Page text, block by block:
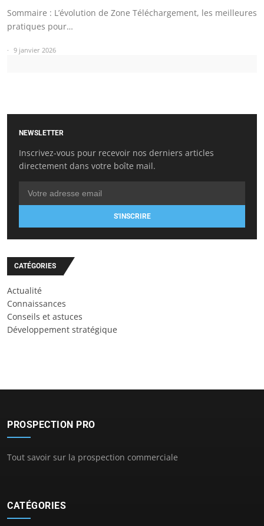
Sommaire : L’évolution de Zone Téléchargement, les meilleures
pratiques pour…
9 janvier 2026
NEWSLETTER
Inscrivez-vous pour recevoir nos derniers articles
directement dans votre boîte mail.
S'INSCRIRE
CATÉGORIES
Actualité
Connaissances
Conseils et astuces
Développement stratégique
PROSPECTION PRO
Tout savoir sur la prospection commerciale
CATÉGORIES